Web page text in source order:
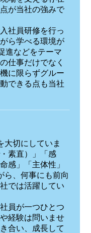
が当社の強みで
社員研修を行っ
ら学べる環境が
進などをテーマ
仕事だけでなく
に限らずグルー
できる点も当社
大切にしていま
素直）」「感
感」「主体性」
ら、何事にも前向
では活躍してい
員が一つひとつ
経験は問いませ
合い、成長して